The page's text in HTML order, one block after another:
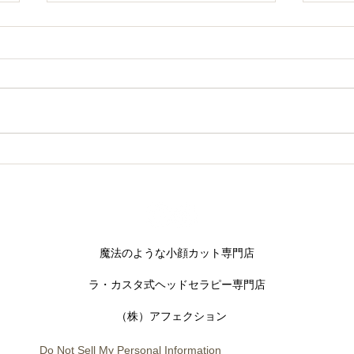
​魔法のような小顔カット専門店
​ラ・カスタ式ヘッドセラピー専門店
​（株）アフェクション
Do Not Sell My Personal Information